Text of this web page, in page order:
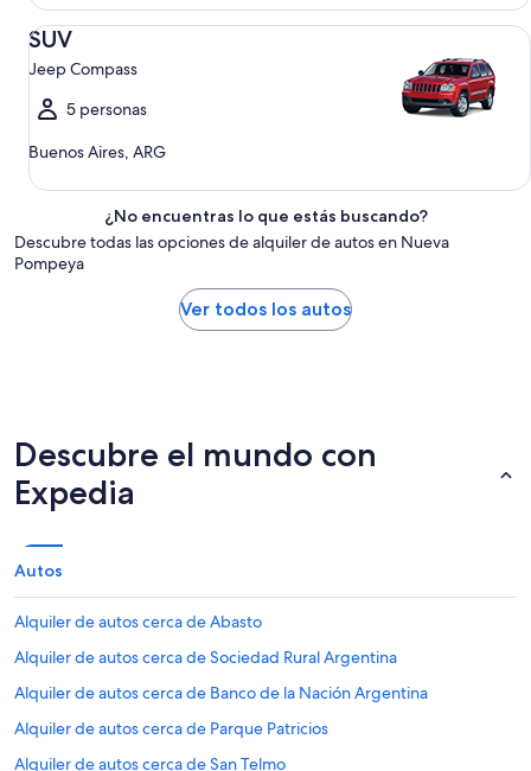
SUV
Jeep Compass
5 personas
Buenos Aires, ARG
SUV Jeep Compass
¿No encuentras lo que estás buscando?
Descubre todas las opciones de alquiler de autos en Nueva
Pompeya
Ver todos los autos
Descubre el mundo con
Expedia
Autos
Alquiler de autos cerca de Abasto
Alquiler de autos cerca de Sociedad Rural Argentina
Alquiler de autos cerca de Banco de la Nación Argentina
Alquiler de autos cerca de Parque Patricios
Alquiler de autos cerca de San Telmo